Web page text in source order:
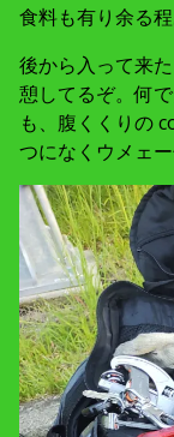
食料も有り余る
後から入って来
憩してるぞ。何
も、腹くくりの
つになくウメェ